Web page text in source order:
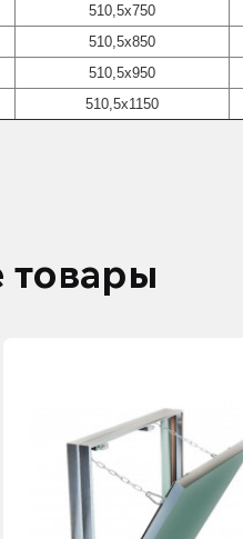
510,5х750
510,5х850
510,5х950
510,5х1150